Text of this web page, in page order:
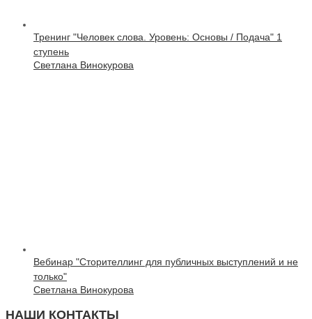
Тренинг "Человек слова. Уровень: Основы / Подача" 1
ступень
Светлана Винокурова
Вебинар "Сторителлинг для публичных выступлений и не
только"
Светлана Винокурова
НАШИ КОНТАКТЫ